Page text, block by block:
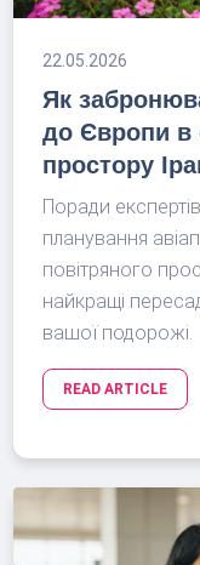
22.05.2026
Як
до Європи в
простору
Поради
планування
повітряного
найкращі
вашої подорожі.
READ ARTICLE